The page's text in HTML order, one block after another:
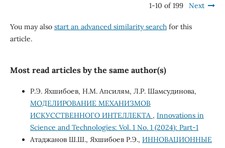
1-10 of 199 Next
You may also start an advanced similarity searchfor this
article.
Most read articles by the same author(s)
Р.Э. Яхшибоев, Н.М. Апсилям, Л.Р. Шамсудинова,
МОДЕЛИРОВАНИЕ МЕХАНИЗМОВ
ИСКУССТВЕННОГО ИНТЕЛЛЕКТА , Innovations in
Science and Technologies: Vol. 1 No. 1 (2024): Part-1
Атаджанов Ш.Ш., Яхшибоев Р.Э., ИННОВАЦИОННЫЕ